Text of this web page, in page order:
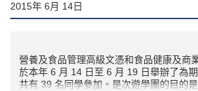
2015年 6月 14日
營養及食品管理高級文憑和食品健康及商
於本年 6 月 14 日至 6 月 19 日舉辦了為
共有 39 名同學參加。是次遊學團的目的